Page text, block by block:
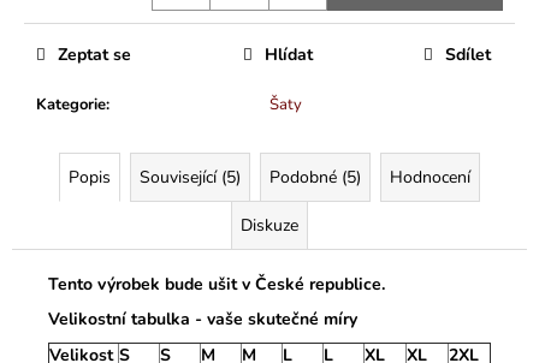
Kategorie: Šaty
Zeptat se Hlídat Sdílet
Popis Související (5) Podobné (5) Hodnocení
Diskuze
Tento výrobek bude ušit v České republice.
Velikostní tabulka - vaše skutečné míry
Velikost S S M M L L XL XL
2XL